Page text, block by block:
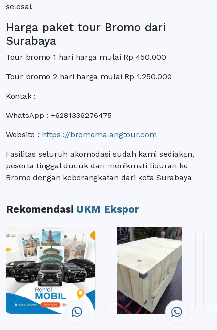
selesai.
Harga paket tour Bromo dari
Surabaya
Tour bromo 1 hari harga mulai Rp 450.000
Tour bromo 2 hari harga mulai Rp 1.250.000
Kontak :
WhatsApp : +6281336276475
Website : https ://bromomalangtour.com
Fasilitas seluruh akomodasi sudah kami sediakan,
peserta tinggal duduk dan menikmati liburan ke
Bromo dengan keberangkatan dari kota Surabaya
Rekomendasi UKM Ekspor